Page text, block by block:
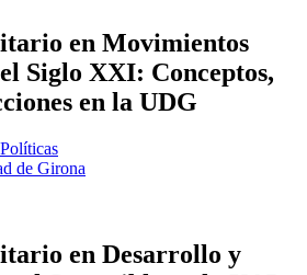
en Movimientos
Siglo XXI: Conceptos,
en la UDG
de Girona
en Desarrollo y